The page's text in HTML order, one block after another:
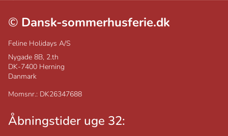
© Dansk-sommerhusferie.dk
Feline Holidays A/S
Nygade 8B, 2.th
DK-7400 Herning
Danmark
Momsnr.: DK26347688
Åbningstider uge 32: